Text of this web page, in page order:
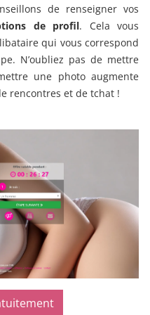
de renseigner vos
de profil. Cela vous
qui vous correspond
N’oubliez pas de mettre
une photo augmente
rencontres et de tchat !